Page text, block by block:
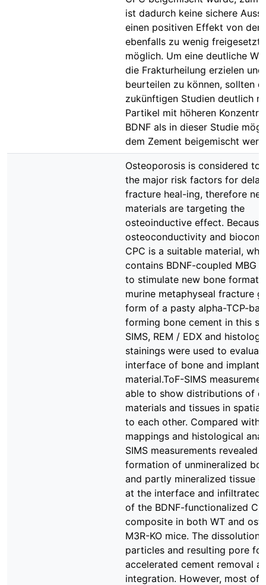
ist dadurch keine sichere
einen positiven Effekt von
ebenfalls zu wenig
möglich. Um eine deutliche
die Frakturheilung erzielen und
beurteilen zu können, sollten
zukünftigen Studien deutlich
Partikel mit höheren
BDNF als in dieser Studie
dem Zement beigemischt
Osteoporosis is considered to
the major risk factors for
fracture heal-ing, therefore
materials are targeting the
osteoinductive effect.
osteoconductivity and
CPC is a suitable material,
contains BDNF-coupled MBG
to stimulate new bone
murine metaphyseal fracture
form of a pasty alpha-TCP-
forming bone cement in this
SIMS, REM / EDX and
stainings were used to
interface of bone and implant
material.ToF-SIMS
able to show distributions of
materials and tissues in
to each other. Compared with
mappings and histological
SIMS measurements revealed
formation of unmineralized
and partly mineralized tissue
at the interface and infiltrated
of the BDNF-functionalized
composite in both WT and
M3R-KO mice. The dissolution
particles and resulting pore
accelerated cement removal
integration. However, most of